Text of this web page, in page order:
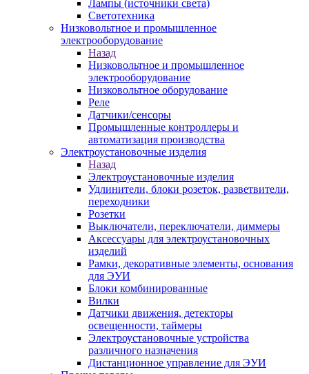
Лампы (источники света)
Светотехника
Низковольтное и промышленное
электрооборудование
Назад
Низковольтное и промышленное
электрооборудование
Низковольтное оборудование
Реле
Датчики/сенсоры
Промышленные контроллеры и
автоматизация производства
Электроустановочные изделия
Назад
Электроустановочные изделия
Удлинители, блоки розеток, разветвители,
переходники
Розетки
Выключатели, переключатели, диммеры
Аксессуары для электроустановочных
изделий
Рамки, декоративные элементы, основания
для ЭУИ
Блоки комбинированные
Вилки
Датчики движения, детекторы
освещенности, таймеры
Электроустановочные устройства
различного назначения
Дистанционное управление для ЭУИ